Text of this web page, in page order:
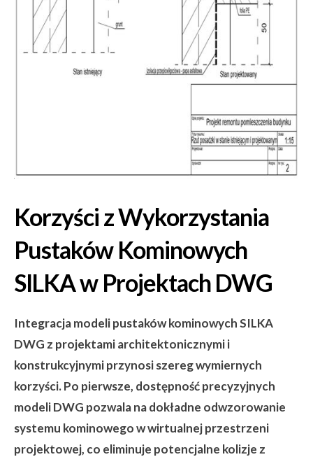
Korzyści z Wykorzystania
Pustaków Kominowych
SILKA w Projektach DWG
Integracja modeli pustaków kominowych SILKA
DWG z projektami architektonicznymi i
konstrukcyjnymi przynosi szereg wymiernych
korzyści. Po pierwsze, dostępność precyzyjnych
modeli DWG pozwala na dokładne odwzorowanie
systemu kominowego w wirtualnej przestrzeni
projektowej, co eliminuje potencjalne kolizje z